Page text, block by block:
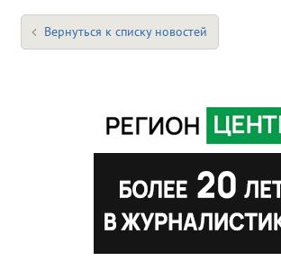
Вернуться к списку новостей